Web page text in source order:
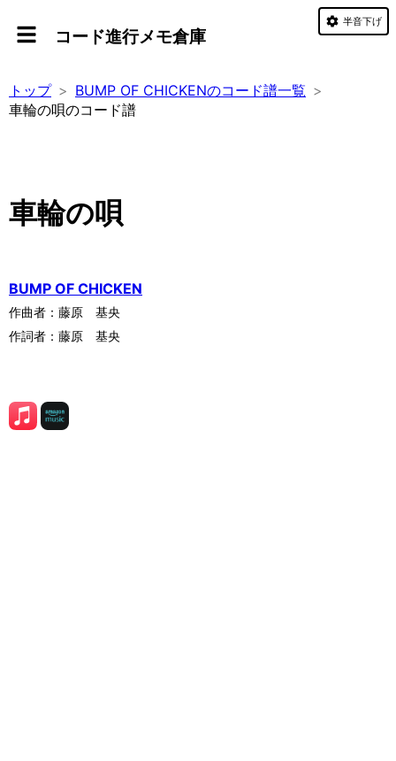
コード進行メモ倉庫
トップ
BUMP OF CHICKENのコード譜一覧
車輪の唄のコード譜
車輪の唄
BUMP OF CHICKEN
作曲者： 藤原 基央
作詞者： 藤原 基央
半音下げ